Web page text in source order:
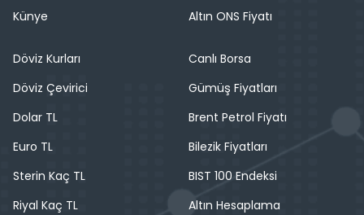
Künye
Altın ONS Fiyatı
Döviz Kurları
Döviz Çevirici
Dolar TL
Euro TL
Sterin Kaç TL
Riyal Kaç TL
Canlı Borsa
Gümüş Fiyatları
Brent Petrol Fiyatı
Bilezik Fiyatları
BIST 100 Endeksi
Altın Hesaplama